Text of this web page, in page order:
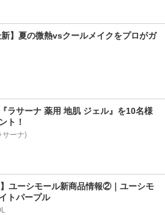
新】夏の微熱vsクールメイクをプロがガ
ラサーナ 薬用 地肌 ジェル』を10名様
ト！
サーナ)
】ユーシモール新商品情報②｜ユーシモ
トパープル